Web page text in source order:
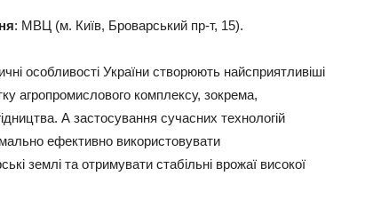
: МВЦ (м. Київ, Броварський пр-т, 15).
особливості України створюють найсприятливіші
агропромислового комплексу, зокрема,
А застосування сучасних технологій
ефективно використовувати
землі та отримувати стабільні врожаї високої